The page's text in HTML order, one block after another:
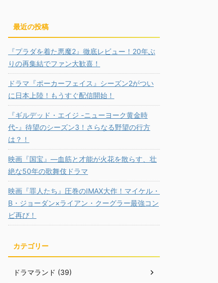
最近の投稿
『プラダを着た悪魔2』徹底レビュー！20年ぶ
りの再集結でファン大歓喜！
ドラマ『ポーカーフェイス』シーズン2がつい
に日本上陸！もうすぐ配信開始！
『ギルデッド・エイジ -ニューヨーク黄金時
代-』待望のシーズン3！さらなる野望の行方
は？！
映画『国宝』―血筋と才能が火花を散らす、壮
絶な50年の歌舞伎ドラマ
映画『罪人たち』圧巻のIMAX大作！マイケル・
B・ジョーダン×ライアン・クーグラー最強コン
ビ再び！
カテゴリー
ドラマランド (39)